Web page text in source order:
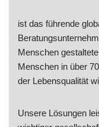
ist das führende
Menschen
Menschen in über
der Lebensqualität
Unsere Lösungen